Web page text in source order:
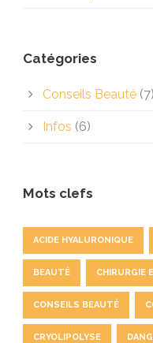
Catégories
Conseils Beauté (7)
Infos (6)
Mots clefs
ACIDE HYALURONIQUE
BEAUTÉ CHIRURGIE
CONSEILS BEAUTÉ
CRYOLIPOLYSE